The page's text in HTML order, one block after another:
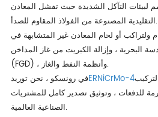
لبيئات التآكل الشديدة حيث تفشل المعادن
التقليدية المصنوعة من الفولاذ المقاوم للصدأ.
أو لحام المعادن غير المتشابهة في
البحرية ، وإزالة الكبريت من غاز المداخن
(FGD) ، وأنظمة النفط والغاز.
في رونسكو ، نحن توريدERNiCrMo-4
للدفعات ، وتوثيق تصدير كامل للمشتريات
الصناعية العالمية.